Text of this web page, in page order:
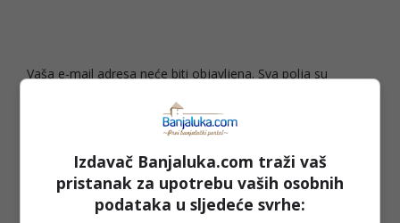
Izdavač Banjaluka.com traži vaš
pristanak za upotrebu vaših osobnih
podataka u sljedeće svrhe:
Vaša e-mail adresa neće biti objavljena. Sva polja su
*